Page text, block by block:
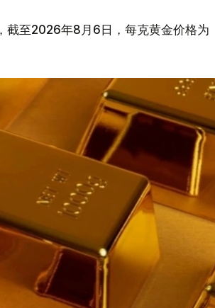
截至2026年8月6日，每克黄金价格为